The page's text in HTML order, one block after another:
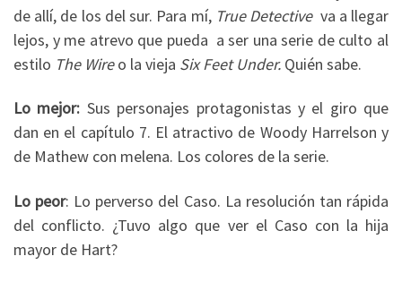
de allí, de los del sur. Para mí, True Detectiveva a llegar
lejos, y me atrevo que pueda a ser una serie de culto al
estilo The Wireo la vieja Six Feet Under. Quién sabe.
Lo mejor: Sus personajes protagonistas y el giro que
dan en el capítulo 7. El atractivo de Woody Harrelson y
de Mathew con melena. Los colores de la serie.
Lo peor: Lo perverso del Caso. La resolución tan rápida
del conflicto. ¿Tuvo algo que ver el Caso con la hija
mayor de Hart?